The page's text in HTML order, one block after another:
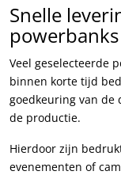
Snelle
powerbanks
Veel geselecteerde
binnen korte tijd
goedkeuring van
de productie.
Hierdoor zijn
evenementen of